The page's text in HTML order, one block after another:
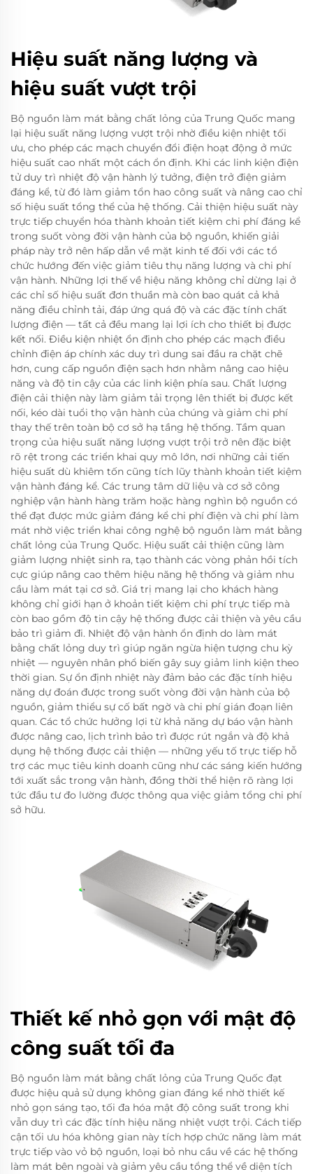
Hiệu suất năng lượng và
hiệu suất vượt trội
Bộ nguồn làm mát bằng chất lỏng của Trung Quốc mang
lại hiệu suất năng lượng vượt trội nhờ điều kiện nhiệt tối
ưu, cho phép các mạch chuyển đổi điện hoạt động ở mức
hiệu suất cao nhất một cách ổn định. Khi các linh kiện điện
tử duy trì nhiệt độ vận hành lý tưởng, điện trở điện giảm
đáng kể, từ đó làm giảm tổn hao công suất và nâng cao chỉ
số hiệu suất tổng thể của hệ thống. Cải thiện hiệu suất này
trực tiếp chuyển hóa thành khoản tiết kiệm chi phí đáng kể
trong suốt vòng đời vận hành của bộ nguồn, khiến giải
pháp này trở nên hấp dẫn về mặt kinh tế đối với các tổ
chức hướng đến việc giảm tiêu thụ năng lượng và chi phí
vận hành. Những lợi thế về hiệu năng không chỉ dừng lại ở
các chỉ số hiệu suất đơn thuần mà còn bao quát cả khả
năng điều chỉnh tải, đáp ứng quá độ và các đặc tính chất
lượng điện — tất cả đều mang lại lợi ích cho thiết bị được
kết nối. Điều kiện nhiệt ổn định cho phép các mạch điều
chỉnh điện áp chính xác duy trì dung sai đầu ra chặt chẽ
hơn, cung cấp nguồn điện sạch hơn nhằm nâng cao hiệu
năng và độ tin cậy của các linh kiện phía sau. Chất lượng
điện cải thiện này làm giảm tải trọng lên thiết bị được kết
nối, kéo dài tuổi thọ vận hành của chúng và giảm chi phí
thay thế trên toàn bộ cơ sở hạ tầng hệ thống. Tầm quan
trọng của hiệu suất năng lượng vượt trội trở nên đặc biệt
rõ rệt trong các triển khai quy mô lớn, nơi những cải tiến
hiệu suất dù khiêm tốn cũng tích lũy thành khoản tiết kiệm
vận hành đáng kể. Các trung tâm dữ liệu và cơ sở công
nghiệp vận hành hàng trăm hoặc hàng nghìn bộ nguồn có
thể đạt được mức giảm đáng kể chi phí điện và chi phí làm
mát nhờ việc triển khai công nghệ bộ nguồn làm mát bằng
chất lỏng của Trung Quốc. Hiệu suất cải thiện cũng làm
giảm lượng nhiệt sinh ra, tạo thành các vòng phản hồi tích
cực giúp nâng cao thêm hiệu năng hệ thống và giảm nhu
cầu làm mát tại cơ sở. Giá trị mang lại cho khách hàng
không chỉ giới hạn ở khoản tiết kiệm chi phí trực tiếp mà
còn bao gồm độ tin cậy hệ thống được cải thiện và yêu cầu
bảo trì giảm đi. Nhiệt độ vận hành ổn định do làm mát
bằng chất lỏng duy trì giúp ngăn ngừa hiện tượng chu kỳ
nhiệt — nguyên nhân phổ biến gây suy giảm linh kiện theo
thời gian. Sự ổn định nhiệt này đảm bảo các đặc tính hiệu
năng dự đoán được trong suốt vòng đời vận hành của bộ
nguồn, giảm thiểu sự cố bất ngờ và chi phí gián đoạn liên
quan. Các tổ chức hưởng lợi từ khả năng dự báo vận hành
được nâng cao, lịch trình bảo trì được rút ngắn và độ khả
dụng hệ thống được cải thiện — những yếu tố trực tiếp hỗ
trợ các mục tiêu kinh doanh cũng như các sáng kiến hướng
tới xuất sắc trong vận hành, đồng thời thể hiện rõ ràng lợi
tức đầu tư đo lường được thông qua việc giảm tổng chi phí
sở hữu.
Thiết kế nhỏ gọn với mật độ
công suất tối đa
Bộ nguồn làm mát bằng chất lỏng của Trung Quốc đạt
được hiệu quả sử dụng không gian đáng kể nhờ thiết kế
nhỏ gọn sáng tạo, tối đa hóa mật độ công suất trong khi
vẫn duy trì các đặc tính hiệu năng nhiệt vượt trội. Cách tiếp
cận tối ưu hóa không gian này tích hợp chức năng làm mát
trực tiếp vào vỏ bộ nguồn, loại bỏ nhu cầu về các hệ thống
làm mát bên ngoài và giảm yêu cầu tổng thể về diện tích